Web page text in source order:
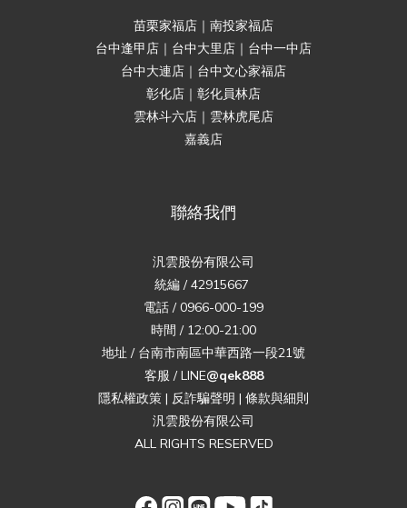
苗栗家福店｜南投家福店
台中逢甲店｜台中大里店｜台中一中店
台中大連店｜台中文心家福店
彰化店｜彰化員林店
雲林斗六店｜雲林虎尾店
嘉義店
聯絡我們
汎雲股份有限公司
統編 / 42915667
電話 / 0966-000-199
時間 / 12:00-21:00
地址 / 台南市南區中華西路一段21號
客服 / LINE@qek888
隱私權政策 | 反詐騙聲明 | 條款與細則
汎雲股份有限公司
ALL RIGHTS RESERVED